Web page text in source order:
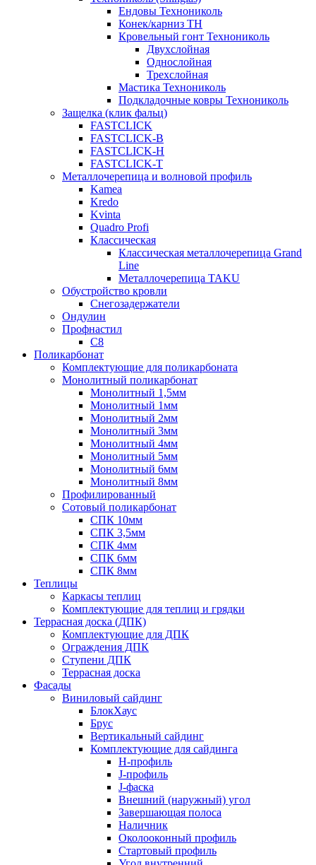
Ендовы Технониколь
Конек/карниз ТН
Кровельный гонт Технониколь
Двухслойная
Однослойная
Трехслойная
Мастика Технониколь
Подкладочные ковры Технониколь
Защелка (клик фальц)
FASTCLICK
FASTCLICK-B
FASTCLICK-H
FASTCLICK-T
Металлочерепица и волновой профиль
Kamea
Kredo
Kvinta
Quadro Profi
Классическая
Классическая металлочерепица Grand
Line
Металлочерепица TAKU
Обустройство кровли
Снегозадержатели
Ондулин
Профнастил
С8
Поликарбонат
Комплектующие для поликарбоната
Монолитный поликарбонат
Монолитный 1,5мм
Монолитный 1мм
Монолитный 2мм
Монолитный 3мм
Монолитный 4мм
Монолитный 5мм
Монолитный 6мм
Монолитный 8мм
Профилированный
Сотовый поликарбонат
СПК 10мм
СПК 3,5мм
СПК 4мм
СПК 6мм
СПК 8мм
Теплицы
Каркасы теплиц
Комплектующие для теплиц и грядки
Террасная доска (ДПК)
Комплектующие для ДПК
Ограждения ДПК
Ступени ДПК
Террасная доска
Фасады
Виниловый сайдинг
БлокХаус
Брус
Вертикальный сайдинг
Комплектующие для сайдинга
H-профиль
J-профиль
J-фаска
Внешний (наружный) угол
Завершающая полоса
Наличник
Околооконный профиль
Стартовый профиль